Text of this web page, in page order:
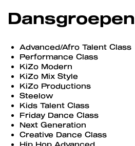
Dansgroepen
Advanced/Afro Talent Class
Performance Class
KiZo Modern
KiZo Mix Style
KiZo Productions
Steelow
Kids Talent Class
Friday Dance Class
Next Generation
Creative Dance Class